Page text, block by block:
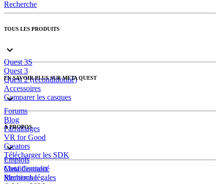
Recherche
TOUS LES PRODUITS
Quest 3S
Quest 3
Quest 2 (reconditionné)
Accessoires
Comparer les casques
EN SAVOIR PLUS SUR META QUEST
Forums
Blog
Parrainages
VR for Good
Creators
Télécharger les SDK
À PROPOS
Emplois
Meta Connect
Recherche
Confidentialité
Mentions légales